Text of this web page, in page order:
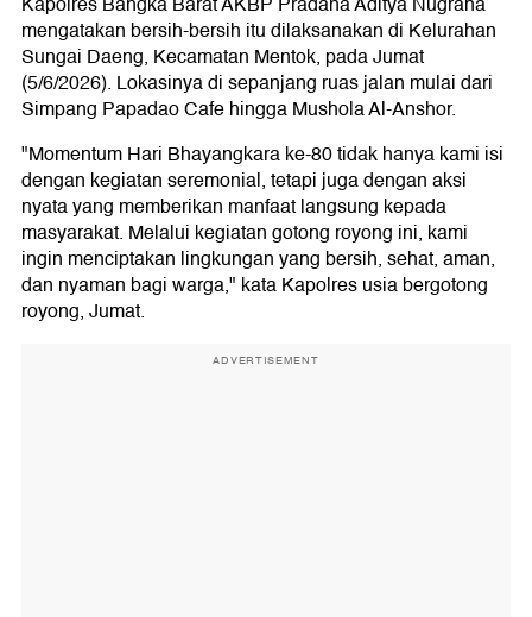
mengatakan bersih-bersih itu dilaksanakan di Kelurahan
Sungai Daeng, Kecamatan Mentok, pada Jumat
(5/6/2026). Lokasinya di sepanjang ruas jalan mulai dari
Simpang Papadao Cafe hingga Mushola Al-Anshor.
"Momentum Hari Bhayangkara ke-80 tidak hanya kami isi
dengan kegiatan seremonial, tetapi juga dengan aksi
nyata yang memberikan manfaat langsung kepada
masyarakat. Melalui kegiatan gotong royong ini, kami
ingin menciptakan lingkungan yang bersih, sehat, aman,
dan nyaman bagi warga," kata Kapolres usia bergotong
royong, Jumat.
ADVERTISEMENT